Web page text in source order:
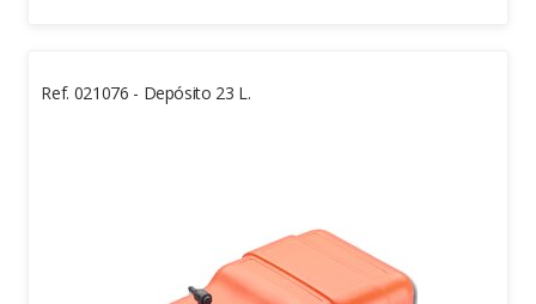
Ref. 021076 - Depósito 23 L.